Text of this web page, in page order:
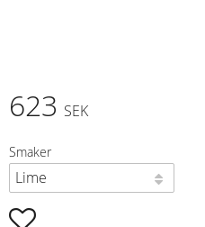
623 SEK
Smaker
Add to favorites